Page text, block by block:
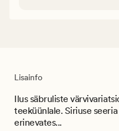
Lisainfo
Ilus säbruliste
teeküünlale. Siriuse
erinevates...